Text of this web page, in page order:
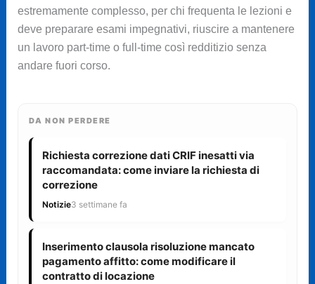
estremamente complesso, per chi frequenta le lezioni e
deve preparare esami impegnativi, riuscire a mantenere
un lavoro part-time o full-time così redditizio senza
andare fuori corso.
DA NON PERDERE
Richiesta correzione dati CRIF inesatti via
raccomandata: come inviare la richiesta di
correzione
Notizie3 settimane fa
Inserimento clausola risoluzione mancato
pagamento affitto: come modificare il
contratto di locazione